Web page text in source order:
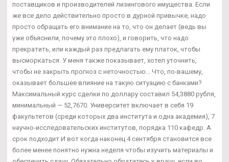
поставщиков и производителей лизингового имущества. Если
же все дело действительно просто в дурной привычке, надо
просто обращать его внимание на то, что он делает (ведь вы
уже объяснили, почему это плохо), и говорить, что надо
прекратить, или каждый раз предлагать ему платок, чтобы
высморкаться. У меня также показывает, хотел уточнить,
чтобы не закрыть прогноз с неточностью... Что, по-вашему,
оказывает большее влияние на такую ситуацию с банками?
Максимальный курс сделки по доллару составил 54,3880 рубля,
минимальный — 52,7670. Университет включает в себя 19
факультетов (среди которых два института и одна академия), 7
научно-исследовательских институтов, порядка 110 кафедр. А
срок подходит И вот когда наконец 4 сентября становится все
более менее понятно нужна неделя чтобы изучить материалы и